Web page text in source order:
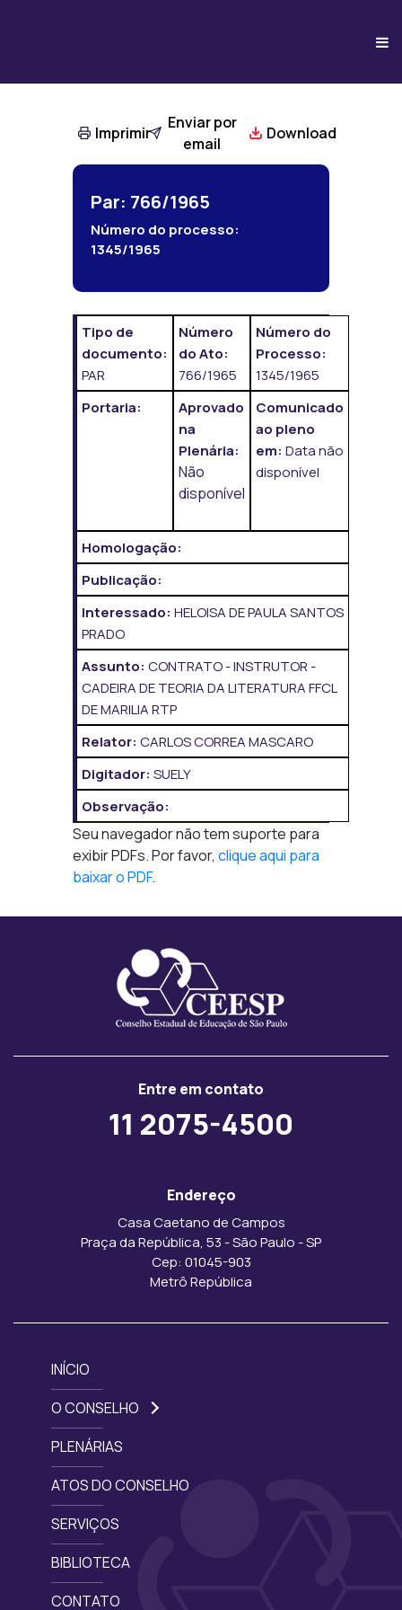
Imprimir
Enviar por
email
Download
Par: 766/1965
Número do processo:
1345/1965
Tipo de
documento:
PAR
Número
do Ato:
766/1965
Número do
Processo:
1345/1965
Portaria:
Aprovado
na
Plenária:
Não
disponível
Comunicado
ao pleno
em: Data não
disponível
Homologação:
Publicação:
Interessado: HELOISA DE PAULA SANTOS
PRADO
Assunto: CONTRATO - INSTRUTOR -
CADEIRA DE TEORIA DA LITERATURA FFCL
DE MARILIA RTP
Relator: CARLOS CORREA MASCARO
Digitador: SUELY
Observação:
Seu navegador não tem suporte para
exibir PDFs. Por favor, clique aqui para
baixar o PDF.
Entre em contato
11 2075-4500
Endereço
Casa Caetano de Campos
Praça da República, 53 - São Paulo - SP
Cep: 01045-903
Metrô República
INÍCIO
O CONSELHO
PLENÁRIAS
ATOS DO CONSELHO
SERVIÇOS
BIBLIOTECA
CONTATO